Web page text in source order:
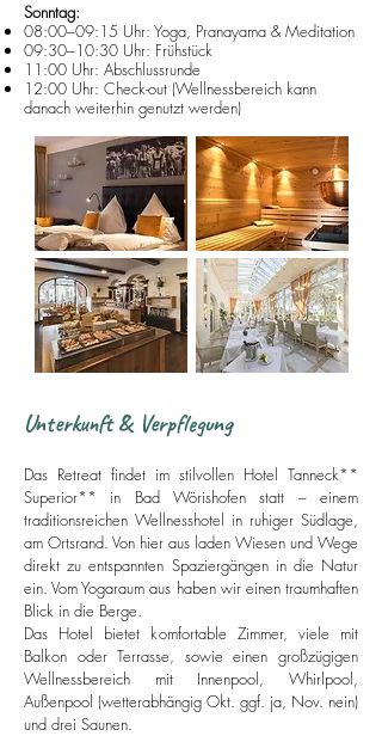
Sonntag:
08:00–09:15 Uhr: Yoga, Pranayama & Meditation
09:30–10:30 Uhr: Frühstück
11:00 Uhr: Abschlussrunde
12:00 Uhr: Check-out (Wellnessbereich kann
danach weiterhin genutzt werden)
Unterkunft & Verpflegung
Das Retreat findet im stilvollen Hotel Tanneck**
Superior** in Bad Wörishofen statt – einem
traditionsreichen Wellnesshotel in ruhiger Südlage,
am Ortsrand. Von hier aus laden Wiesen und Wege
direkt zu entspannten Spaziergängen in die Natur
ein. Vom Yogaraum aus haben wir einen traumhaften
Blick in die Berge.
Das Hotel bietet komfortable Zimmer, viele mit
Balkon oder Terrasse, sowie einen großzügigen
Wellnessbereich mit Innenpool, Whirlpool,
Außenpool (wetterabhängig Okt. ggf. ja, Nov. nein)
und drei Saunen.